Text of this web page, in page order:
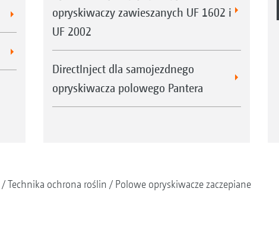
opryskiwaczy zawieszanych UF 1602 i
UF 2002
DirectInject dla samojezdnego
opryskiwacza polowego Pantera
Technika ochrona roślin Polowe opryskiwacze zaczepiane